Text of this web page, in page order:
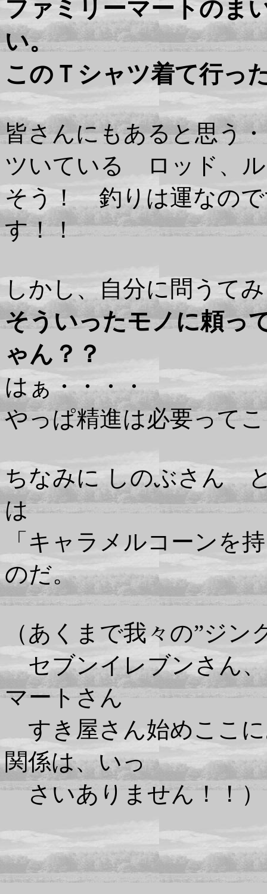
ファミリーマートのま
い。
このＴシャツ着て行っ
皆さんにもあると思う
ツいている ロッド、
そう！ 釣りは運なの
す！！
しかし、自分に問うて
そういったモノに頼っ
ゃん？？
はぁ・・・・
やっぱ精進は必要って
ちなみに しのぶさん
は
「キャラメルコーンを
のだ。
（あくまで我々の”ジン
セブンイレブンさん、
マートさん
すき屋さん始めここ
関係は、いっ
さいありません！！）